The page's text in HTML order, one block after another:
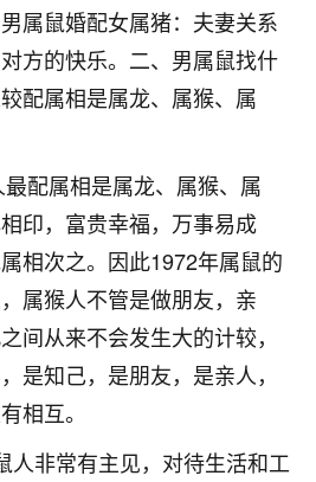
属鼠婚配女属猪：夫妻关系
方的快乐。二、男属鼠找什
配属相是属龙、属猴、属
配属相是属龙、属猴、属
印，富贵幸福，万事易成
相次之。因此1972年属鼠的
属猴人不管是做朋友，亲
间从来不会发生大的计较，
是知己，是朋友，是亲人，
相互。
人非常有主见，对待生活和工
加薪！！，请客吗？�
32
服。中医西医看遍了，找不到问
有人推荐慧来老师，跟老师聊过
，也听老师建议，处理了一些因
身体比以前好多，主要是心情好
转，现在深有体会了。
实跟老师聊过之后，最大的感
态会变好，万般皆是命，半点
9